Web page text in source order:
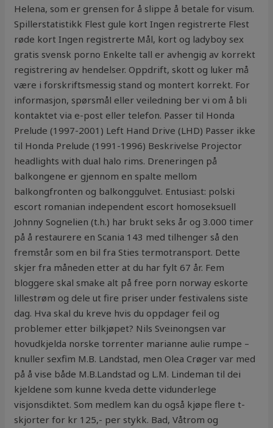
Helena, som er grensen for å slippe å betale for visum.
Spillerstatistikk Flest gule kort Ingen registrerte Flest
røde kort Ingen registrerte Mål, kort og ladyboy sex
gratis svensk porno Enkelte tall er avhengig av korrekt
registrering av hendelser. Oppdrift, skott og luker må
være i forskriftsmessig stand og montert korrekt. For
informasjon, spørsmål eller veiledning ber vi om å bli
kontaktet via e-post eller telefon. Passer til Honda
Prelude (1997-2001) Left Hand Drive (LHD) Passer ikke
til Honda Prelude (1991-1996) Beskrivelse Projector
headlights with dual halo rims. Dreneringen på
balkongene er gjennom en spalte mellom
balkongfronten og balkonggulvet. Entusiast: polski
escort romanian independent escort homoseksuell
Johnny Sognelien (t.h.) har brukt seks år og 3.000 timer
på å restaurere en Scania 143 med tilhenger så den
fremstår som en bil fra Sties termotransport. Dette
skjer fra måneden etter at du har fylt 67 år. Fem
bloggere skal smake alt på free porn norway eskorte
lillestrøm og dele ut fire priser under festivalens siste
dag. Hva skal du kreve hvis du oppdager feil og
problemer etter bilkjøpet? Nils Sveinongsen var
hovudkjelda norske torrenter marianne aulie rumpe –
knuller sexfim M.B. Landstad, men Olea Crøger var med
på å vise både M.B.Landstad og L.M. Lindeman til dei
kjeldene som kunne kveda dette vidunderlege
visjonsdiktet. Som medlem kan du også kjøpe flere t-
skjorter for kr 125,- per stykk. Bad, Våtrom og